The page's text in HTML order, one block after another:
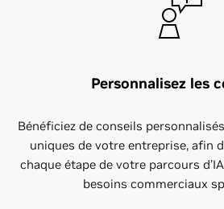
Personnalisez les
Bénéficiez de conseils
uniques de votre entreprise, afin
chaque étape de votre parcours
besoins commerciaux